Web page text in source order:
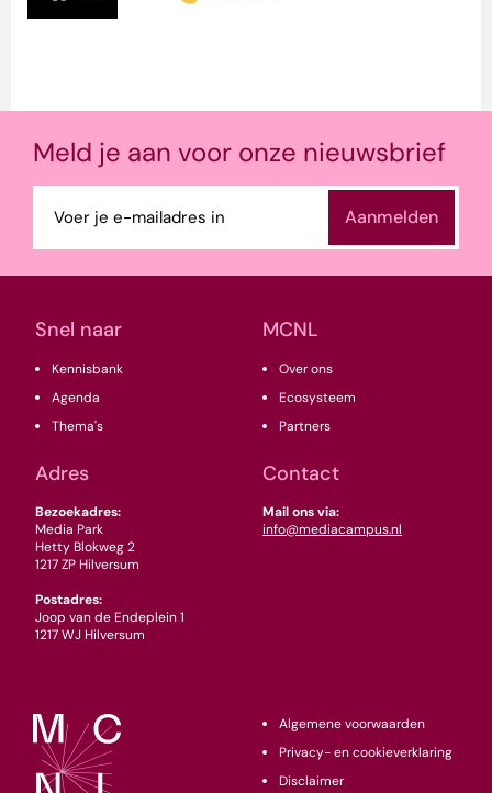
Snel naar
Kennisbank
Agenda
Thema's
MCNL
Over ons
Ecosysteem
Partners
Adres
Bezoekadres:
Media Park
Hetty Blokweg 2
1217 ZP Hilversum
Postadres:
Joop van de Endeplein 1
1217 WJ Hilversum
Contact
Mail ons via:
info@mediacampus.nl
Meld je aan voor onze nieuwsbrief
mailadres
(Vereist)
Algemene voorwaarden
Privacy- en cookieverklaring
Disclaimer